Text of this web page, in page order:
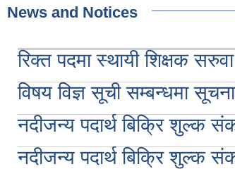
News and Notices
रिक्त पदमा स्थायी शिक्षक
विषय विज्ञ सूची सम्बन्धमा सूचना
नदीजन्य पदार्थ बिक्रि शुल्क
नदीजन्य पदार्थ बिक्रि शुल्क